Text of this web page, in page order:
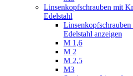
Linsenkopfschrauben mit
Edelstahl
Edelstahl anzeigen
M 1,6
M 2
M 2,5
M3